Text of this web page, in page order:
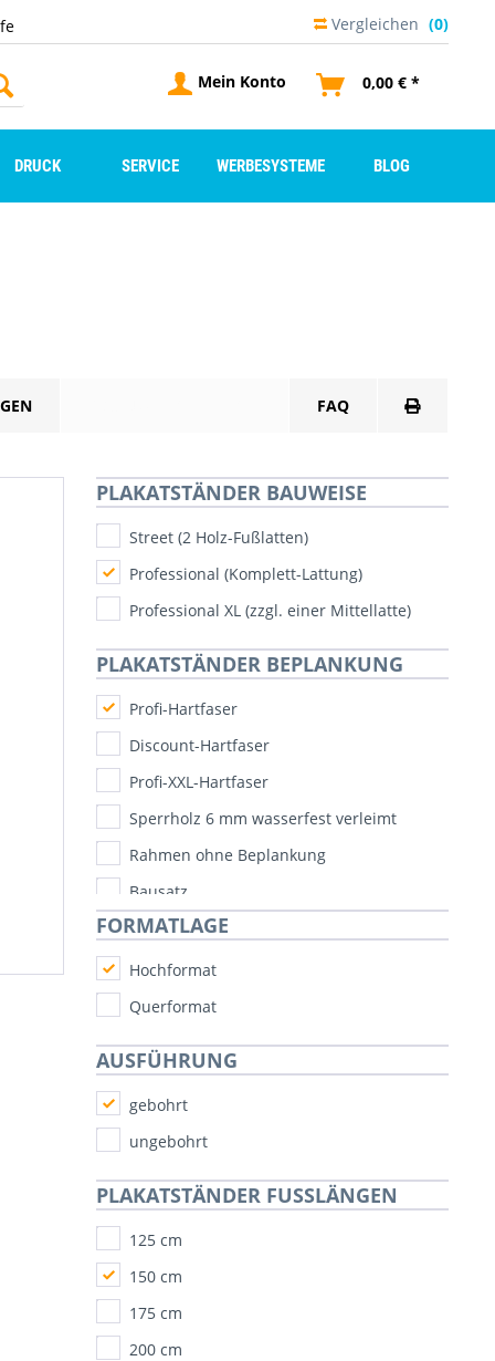
Vergleichen (0)
Mein Konto 0,00 € *
DRUCK SERVICE WERBESYSTEME BLOG
FAQ
PLAKATSTÄNDER BAUWEISE
Street (2 Holz-Fußlatten)
Professional (Komplett-Lattung)
Professional XL (zzgl. einer Mittellatte)
PLAKATSTÄNDER BEPLANKUNG
Profi-Hartfaser
Discount-Hartfaser
Profi-XXL-Hartfaser
Sperrholz 6 mm wasserfest verleimt
Rahmen ohne Beplankung
Bausatz
FORMATLAGE
Hochformat
Querformat
AUSFÜHRUNG
gebohrt
ungebohrt
PLAKATSTÄNDER FUSSLÄNGEN
125 cm
150 cm
175 cm
200 cm